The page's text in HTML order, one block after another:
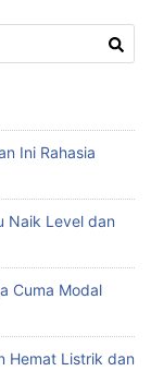
Ini Rahasia
Naik Level dan
Cuma Modal
Hemat Listrik dan